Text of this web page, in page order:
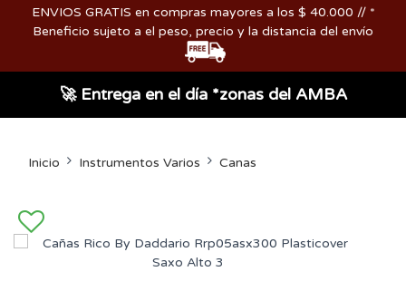
ENVIOS GRATIS en compras mayores a los $ 40.000 // *
Beneficio sujeto a el peso, precio y la distancia del envío
🚀 Entrega en el día *zonas del AMBA
Inicio Instrumentos Varios Canas